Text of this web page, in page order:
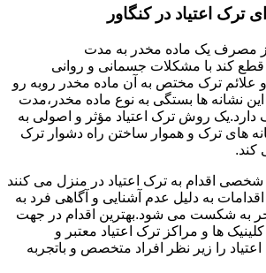
ترک اعتیاد در کنگاور
مصرف یک ماده مخدر به مدت
کند با مشکلات جسمانی و روانی
علائم ترک مختص به آن ماده مخدر روبه رو
نشانه ها بستگی به نوع ماده مخدر،مدت
روش ترک اعتیاد مؤثر و اصولی به
های ترک و هموار ساختن راه دشوار ترک
کند.
اقدام به ترک اعتیاد در منزل می کنند
اقدامات به دلیل عدم آشنایی و آگاهی فرد به
به شکست می شود.بهترین اقدام در جهت
ها و مراکز ترک اعتیاد معتبر و
را زیر نظر افراد متخصص و باتجربه